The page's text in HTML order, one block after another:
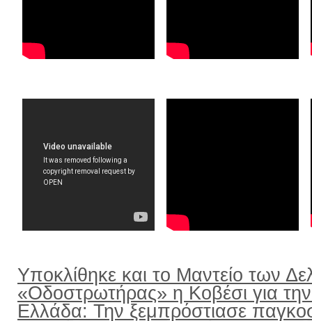
Υποκλίθηκε και το Μαντείο των
«Οδοστρωτήρας» η Κοβέσι για
Ελλάδα: Την ξεμπρόστιασε